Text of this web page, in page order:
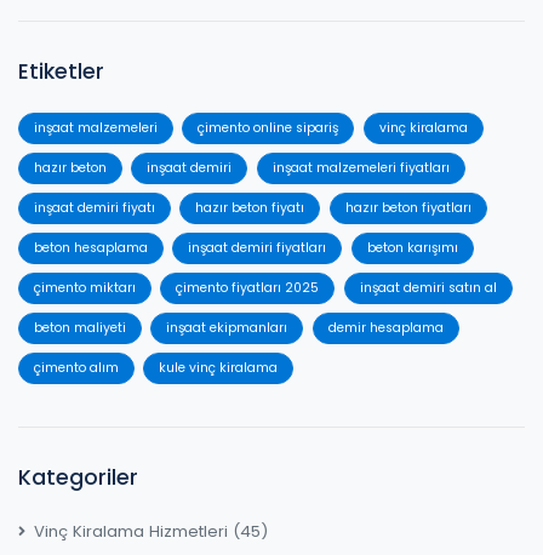
Etiketler
inşaat malzemeleri çimento online sipariş vinç kiralama
hazır beton inşaat demiri inşaat malzemeleri fiyatları
inşaat demiri fiyatı hazır beton fiyatı hazır beton fiyatları
beton hesaplama inşaat demiri fiyatları beton karışımı
çimento miktarı çimento fiyatları 2025 inşaat demiri satın al
beton maliyeti inşaat ekipmanları demir hesaplama
çimento alım kule vinç kiralama
Kategoriler
Vinç Kiralama Hizmetleri (45)